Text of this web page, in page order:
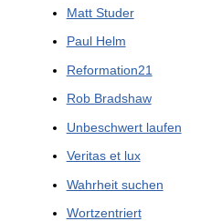
Matt Studer
Paul Helm
Reformation21
Rob Bradshaw
Unbeschwert laufen
Veritas et lux
Wahrheit suchen
Wortzentriert